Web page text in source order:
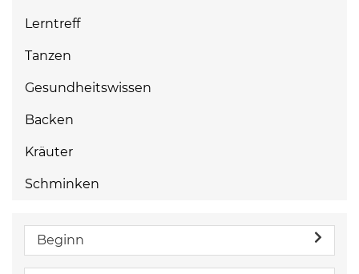
Lerntreff
Tanzen
Gesundheitswissen
Backen
Kräuter
Schminken
Beginn